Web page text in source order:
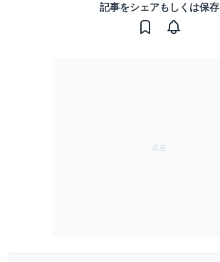
記事をシェアもしくは保存